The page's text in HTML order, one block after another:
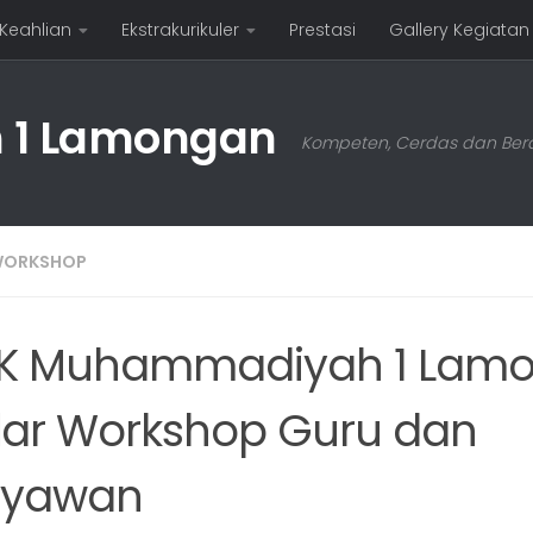
Ekstrakurikuler Prestasi Gallery Kegiatan
Lamongan Kompeten, Cerdas dan
Muhammadiyah 1
Workshop Guru dan